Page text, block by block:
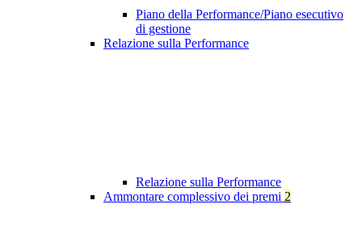
Piano della Performance/Piano esecutivo
di gestione
Relazione sulla Performance
Relazione sulla Performance
Ammontare complessivo dei premi 2